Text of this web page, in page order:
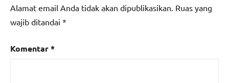
Alamat email Anda tidak akan dipublikasikan. Ruas yang
wajib ditandai *
Komentar*